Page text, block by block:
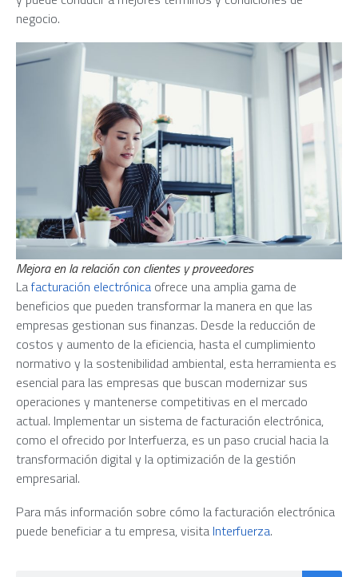
negocio.
Mejora en la relación con clientes y proveedores
Lafacturación electrónica ofrece una amplia gama de
beneficios que pueden transformar la manera en que las
empresas gestionan sus finanzas. Desde la reducción de
costos y aumento de la eficiencia, hasta el cumplimiento
normativo y la sostenibilidad ambiental, esta herramienta es
esencial para las empresas que buscan modernizar sus
operaciones y mantenerse competitivas en el mercado
actual. Implementar un sistema de facturación electrónica,
como el ofrecido por Interfuerza, es un paso crucial hacia la
transformación digital y la optimización de la gestión
empresarial.
Para más información sobre cómo la facturación electrónica
puede beneficiar a tu empresa, visita Interfuerza.